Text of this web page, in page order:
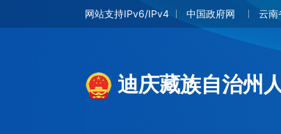
网站支持IPv6/IPv4 中国政府网 云南
迪庆藏族自治州